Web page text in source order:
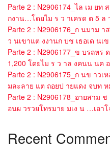
Parte 2 : N2906174_ไล เม ยท
กงาน…โดยไม ร ว าเครด ต 5 ล
Parte 2 : N2906176_ก นมาม า
ว นเขาแต งงานก บช เธอเด นเ
Parte 2 : N2906177_ข บรถหร
1,200 โดยไม ร ว าล งคนน นค
Parte 2 : N2906175_ก นข าว
มละลาย แต ถอยป ายแดง จบท
Parte 2 : N2906178_อายสาม
อนผ วรวยโทรมาย มเง น …เอา
Recent